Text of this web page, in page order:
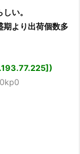
い。
より出荷個数多